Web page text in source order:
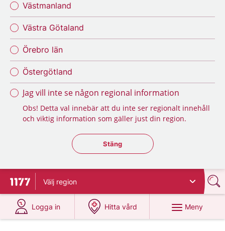
Västmanland
Västra Götaland
Örebro län
Östergötland
Jag vill inte se någon regional information
Obs! Detta val innebär att du inte ser regionalt innehåll
och viktig information som gäller just din region.
Stäng regionsväljaren
Stäng
Till startsidan för 1177
Välj region
Logga in
på 1177.se
Hitta vård
på 1177.se
Meny